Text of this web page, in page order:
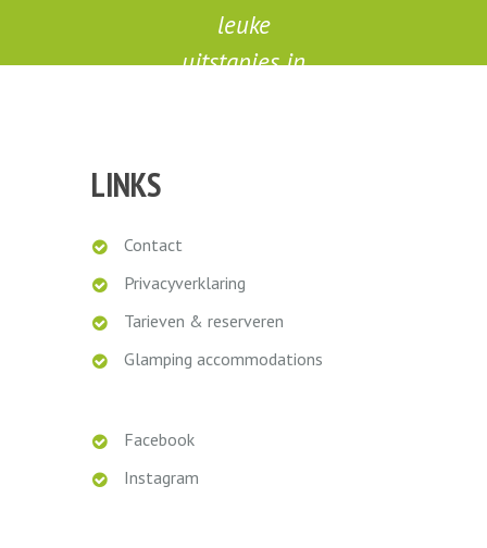
leuke
uitstapjes in
LINKS
Contact
Privacyverklaring
Tarieven & reserveren
Glamping accommodations
Facebook
Instagram